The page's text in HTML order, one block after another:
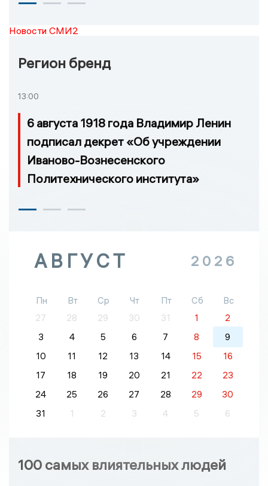
Новости СМИ2
Регион бренд
13:00
6 августа 1918 года Владимир Ленин
подписал декрет «Об учреждении
Иваново-Вознесенского
Политехнического института»
АВГУСТ 2026
Пн Вт Ср Чт Пт Сб
Вс
27
28 29 30 31 1
2
3
4 5 6 7 8
9
10
11 12 13 14 15
16
17
18 19 20 21 22
23
24
25 26 27 28 29
30
31
1 2 3 4 5 6
100 самых влиятельных людей